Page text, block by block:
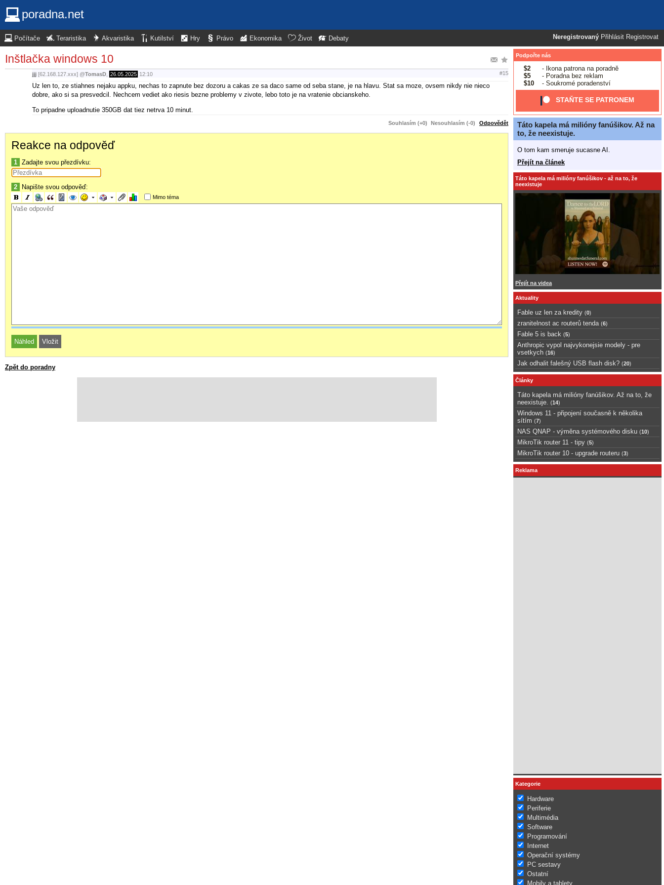
poradna.net
Neregistrovaný Přihlásit Registrovat
Počítače Teraristika Akvaristika Kutilství Hry Právo Ekonomika Život Debaty
Inštlačka windows 10
jjj [62.168.127.xxx] @TomasD 26.05.2025 12:10 #15
Uz len to, ze stiahnes nejaku appku, nechas to zapnute bez dozoru a cakas ze sa daco same od seba stane, je na hlavu. Stat sa moze, ovsem nikdy nie nieco
dobre, ako si sa presvedcil. Nechcem vediet ako riesis bezne problemy v zivote, lebo toto je na vratenie obcianskeho.
To pripadne uploadnutie 350GB dat tiez netrva 10 minut.
Souhlasím (+0) Nesouhlasím (-0) Odpovědět
Reakce na odpověď
1 Zadajte svou přezdívku:
2 Napište svou odpověď:
Mimo téma
Zpět do poradny
Podpořte nás
$2
- Ikona patrona na poradně
$5
- Poradna bez reklam
$10
- Soukromé poradenství
STAŇTE SE PATRONEM
Táto kapela má milióny fanúšikov. Až na
to, že neexistuje.
O tom kam smeruje sucasne AI.
Přejít na článek
Táto kapela má milióny fanúšikov - až na to, že
neexistuje
Přejít na videa
Aktuality
Fable uz len za kredity (0)
zranitelnost ac routerů tenda (6)
Fable 5 is back (5)
Anthropic vypol najvykonejsie modely - pre
vsetkych (16)
Jak odhalit falešný USB flash disk? (20)
Články
Táto kapela má milióny fanúšikov. Až na to, že
neexistuje.
(14)
Windows 11 - připojení současně k několika
sítím (7)
NAS QNAP - výměna systémového disku (10)
MikroTik router 11 - tipy (5)
MikroTik router 10 - upgrade routeru (3)
Reklama
Kategorie
Hardware
Periferie
Multimédia
Software
Programování
Internet
Operační systémy
PC sestavy
Ostatní
Mobily a tablety